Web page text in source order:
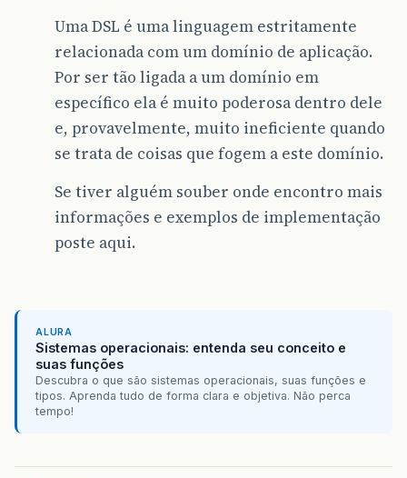
Uma DSL é uma linguagem estritamente
relacionada com um domínio de aplicação.
Por ser tão ligada a um domínio em
específico ela é muito poderosa dentro dele
e, provavelmente, muito ineficiente quando
se trata de coisas que fogem a este domínio.
Se tiver alguém souber onde encontro mais
informações e exemplos de implementação
poste aqui.
ALURA
Sistemas operacionais: entenda seu conceito e
suas funções
Descubra o que são sistemas operacionais, suas funções e
tipos. Aprenda tudo de forma clara e objetiva. Não perca
tempo!